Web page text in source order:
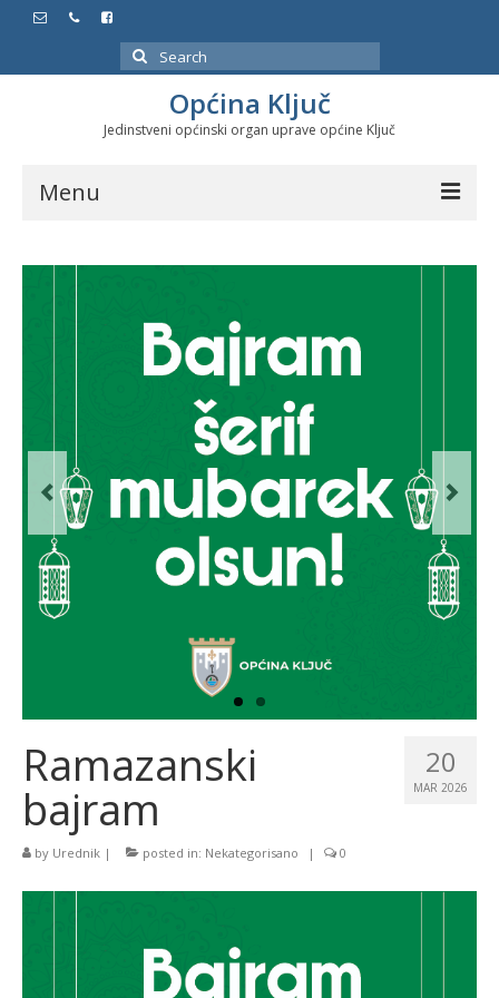
Search
for:
Općina Ključ
Jedinstveni općinski organ uprave općine Ključ
Menu
Javne nabavke
Značajni datumi i manifestacije
Program energetske efikasnosti u stambenom
sektoru
20
MAR 2026
Ramazanski
bajram
by Urednik | posted in: Nekategorisano | 0